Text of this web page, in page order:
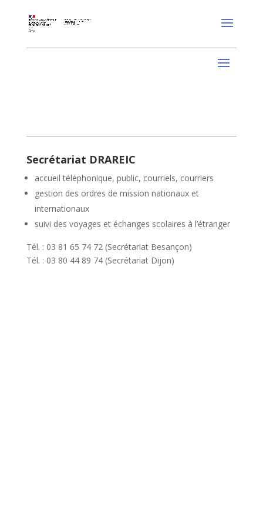
Secrétariat DRAREIC
accueil téléphonique, public, courriels, courriers
gestion des ordres de mission nationaux et
internationaux
suivi des voyages et échanges scolaires à l’étranger
Tél. : 03 81 65 74 72 (Secrétariat Besançon)
Tél. : 03 80 44 89 74 (Secrétariat Dijon)